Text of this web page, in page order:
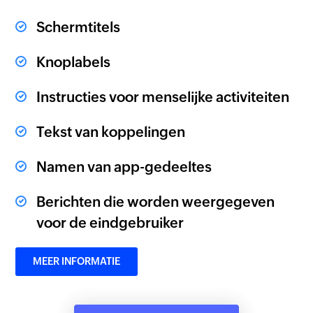
Schermtitels
Knoplabels
Instructies voor menselijke activiteiten
Tekst van koppelingen
Namen van app-gedeeltes
Berichten die worden weergegeven
voor de eindgebruiker
MEER INFORMATIE